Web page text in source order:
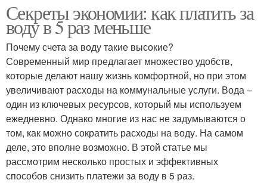
Секреты экономии: как платить за
воду в 5 раз меньше
Почему счета за воду такие высокие?
Современный мир предлагает множество удобств,
которые делают нашу жизнь комфортной, но при этом
увеличивают расходы на коммунальные услуги. Вода –
один из ключевых ресурсов, который мы используем
ежедневно. Однако многие из нас не задумываются о
том, как можно сократить расходы на воду. На самом
деле, это вполне возможно. В этой статье мы
рассмотрим несколько простых и эффективных
способов снизить платежи за воду в 5 раз.